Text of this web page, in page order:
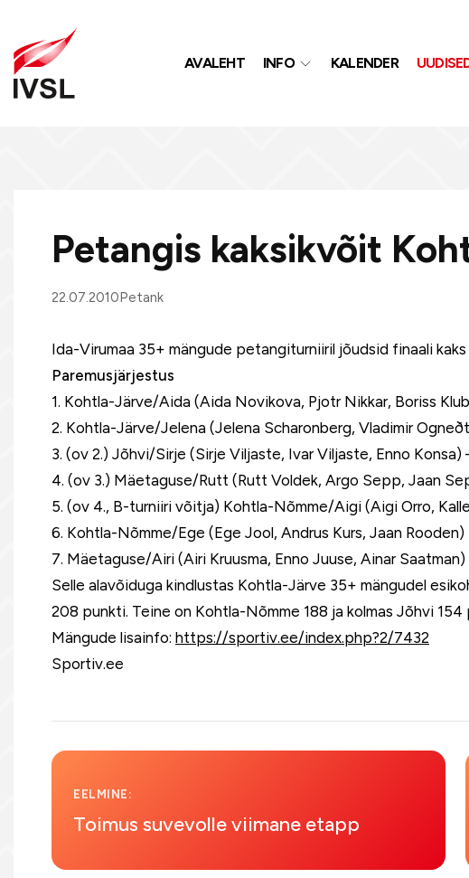
AVALEHT INFO KALENDER
Petangis kaksikvõit
22.07.2010Petank
Ida-Virumaa 35+ mängude petangiturniiril jõudsid finaali
Paremusjärjestus
1. Kohtla-Järve/Aida (Aida Novikova, Pjotr Nikkar, Boriss
2. Kohtla-Järve/Jelena (Jelena Scharonberg, Vladimir
3. (ov 2.) Jõhvi/Sirje (Sirje Viljaste, Ivar Viljaste, Enno Konsa)
4. (ov 3.) Mäetaguse/Rutt (Rutt Voldek, Argo Sepp, Jaan
5. (ov 4., B-turniiri võitja) Kohtla-Nõmme/Aigi (Aigi Orro,
6. Kohtla-Nõmme/Ege (Ege Jool, Andrus Kurs, Jaan Rooden)
7. Mäetaguse/Airi (Airi Kruusma, Enno Juuse, Ainar Saatman)
Selle alavõiduga kindlustas Kohtla-Järve 35+ mängudel
208 punkti. Teine on Kohtla-Nõmme 188 ja kolmas Jõhvi
Mängude lisainfo: https://sportiv.ee/index.php?2/7432
Sportiv.ee
EELMINE:
Toimus suvevolle viimane etapp